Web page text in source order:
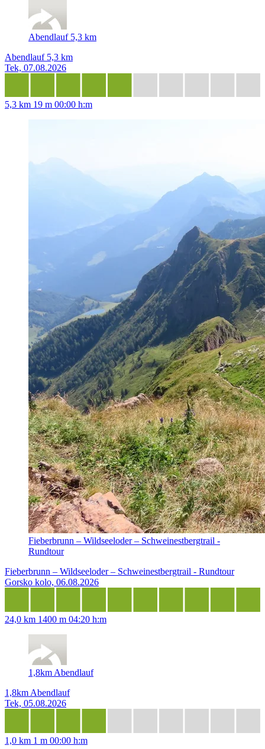
Abendlauf 5,3 km
Abendlauf 5,3 km
Tek, 07.08.2026
5,3 km 19 m 00:00 h:m
Fieberbrunn – Wildseeloder – Schweinestbergtrail -
Rundtour
Fieberbrunn – Wildseeloder – Schweinestbergtrail - Rundtour
Gorsko kolo, 06.08.2026
24,0 km 1400 m 04:20 h:m
1,8km Abendlauf
1,8km Abendlauf
Tek, 05.08.2026
1,0 km 1 m 00:00 h:m